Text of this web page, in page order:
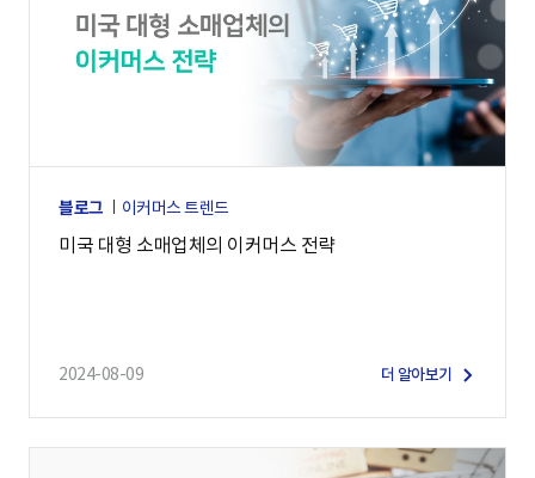
블로그 이커머스 트렌드
미국 대형 소매업체의 이커머스 전략
2024-08-09 더 알아보기